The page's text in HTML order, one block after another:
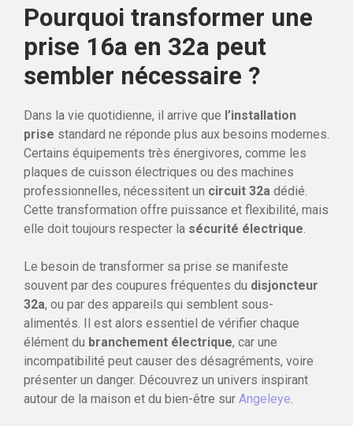
Pourquoi transformer une
prise 16a en 32a peut
sembler nécessaire ?
Dans la vie quotidienne, il arrive que l’installation
prise standard ne réponde plus aux besoins modernes.
Certains équipements très énergivores, comme les
plaques de cuisson électriques ou des machines
professionnelles, nécessitent un circuit 32a dédié.
Cette transformation offre puissance et flexibilité, mais
elle doit toujours respecter la sécurité électrique.
Le besoin de transformer sa prise se manifeste
souvent par des coupures fréquentes du disjoncteur
32a, ou par des appareils qui semblent sous-
alimentés. Il est alors essentiel de vérifier chaque
élément du branchement électrique, car une
incompatibilité peut causer des désagréments, voire
présenter un danger. Découvrez un univers inspirant
autour de la maison et du bien-être sur Angeleye.